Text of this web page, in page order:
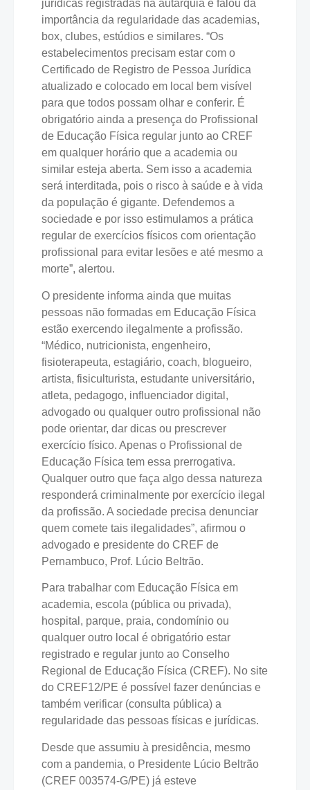
jurídicas registradas na autarquia e falou da
importância da regularidade das academias,
box, clubes, estúdios e similares. “Os
estabelecimentos precisam estar com o
Certificado de Registro de Pessoa Jurídica
atualizado e colocado em local bem visível
para que todos possam olhar e conferir. É
obrigatório ainda a presença do Profissional
de Educação Física regular junto ao CREF
em qualquer horário que a academia ou
similar esteja aberta. Sem isso a academia
será interditada, pois o risco à saúde e à vida
da população é gigante. Defendemos a
sociedade e por isso estimulamos a prática
regular de exercícios físicos com orientação
profissional para evitar lesões e até mesmo a
morte”, alertou.
O presidente informa ainda que muitas
pessoas não formadas em Educação Física
estão exercendo ilegalmente a profissão.
“Médico, nutricionista, engenheiro,
fisioterapeuta, estagiário, coach, blogueiro,
artista, fisiculturista, estudante universitário,
atleta, pedagogo, influenciador digital,
advogado ou qualquer outro profissional não
pode orientar, dar dicas ou prescrever
exercício físico. Apenas o Profissional de
Educação Física tem essa prerrogativa.
Qualquer outro que faça algo dessa natureza
responderá criminalmente por exercício ilegal
da profissão. A sociedade precisa denunciar
quem comete tais ilegalidades”, afirmou o
advogado e presidente do CREF de
Pernambuco, Prof. Lúcio Beltrão.
Para trabalhar com Educação Física em
academia, escola (pública ou privada),
hospital, parque, praia, condomínio ou
qualquer outro local é obrigatório estar
registrado e regular junto ao Conselho
Regional de Educação Física (CREF). No site
do CREF12/PE é possível fazer denúncias e
também verificar (consulta pública) a
regularidade das pessoas físicas e jurídicas.
Desde que assumiu à presidência, mesmo
com a pandemia, o Presidente Lúcio Beltrão
(CREF 003574-G/PE) já esteve